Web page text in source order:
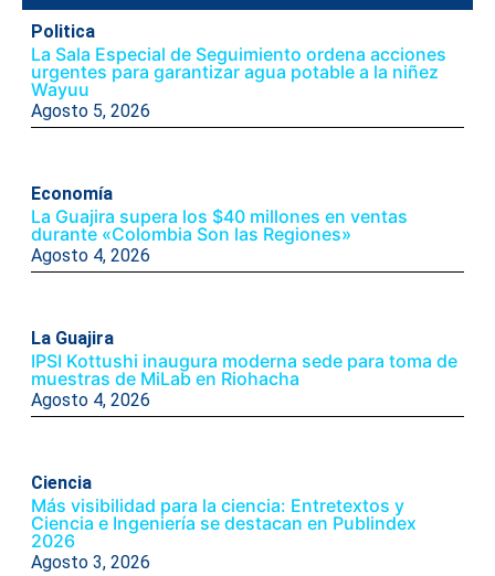
Politica
La Sala Especial de Seguimiento ordena acciones
urgentes para garantizar agua potable a la niñez
Wayuu
Agosto 5, 2026
Economía
La Guajira supera los $40 millones en ventas
durante «Colombia Son las Regiones»
Agosto 4, 2026
La Guajira
IPSI Kottushi inaugura moderna sede para toma de
muestras de MiLab en Riohacha
Agosto 4, 2026
Ciencia
Más visibilidad para la ciencia: Entretextos y
Ciencia e Ingeniería se destacan en Publindex
2026
Agosto 3, 2026